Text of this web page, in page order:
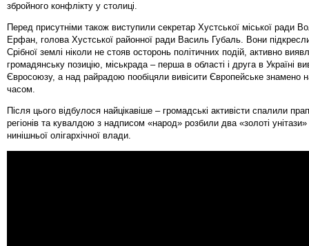
збройного конфлікту у столиці.
Перед присутніми також виступили секретар Хустської міської ради
Ерфан, голова Хустської районної ради Василь Губаль. Вони
Срібної землі ніколи не стояв осторонь політичних подій, активно
громадянську позицію, міськрада – перша в області і друга в Україні
Євросоюзу, а над райрадою пообіцяли вивісити Європейське знамено
часом.
Після цього відбулося найцікавіше – громадські активісти спалили
регіонів та кувалдою з надписом «народ» розбили два «золоті
нинішньої олігархічної влади.